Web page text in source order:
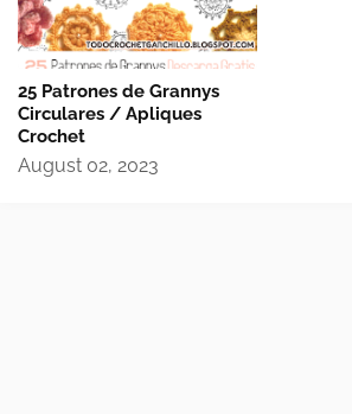
25 Patrones de Grannys
Circulares / Apliques
Crochet
August 02, 2023